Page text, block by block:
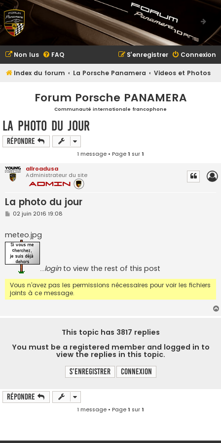
Non lus FAQ Connexion
S’enregistrer
Index du forum La Porsche Panamera Videos et Photos
Forum Porsche PANAMERA
Communauté internationale francophone
La photo du jour
Répondre
1 message • Page1 sur1
allroadusa
Administrateur du site
La photo du jour
M
s
a
g
e
02 juin 2016 19:08
meteo.jpg
…loginto view the rest of this post
Vous n’avez pas les permissions nécessaires pour voir les fichiers
joints à ce message.
This topic has 3817 replies
You must be a registered member and logged in to
view the replies in this topic.
S’enregistrer Connexion
Répondre
1 message • Page1 sur1